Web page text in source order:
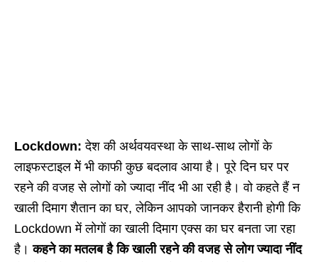
Lockdown: देश की अर्थवयवस्था के साथ-साथ लोगों के
लाइफस्टाइल मेें भी काफी कुछ बदलाव आया है। पूरे दिन घर पर
रहने की वजह से लोगों को ज्यादा नींद भी आ रही है। वो कहते हैं न
खाली दिमाग शैतान का घर, लेकिन आपको जानकर हैरानी होगी कि
Lockdown में लोगों का खाली दिमाग एक्स का घर बनता जा रहा
है।कहने का मतलब है कि खाली रहने की वजह से लोग ज्यादा नींद